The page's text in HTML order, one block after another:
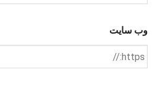
وب سایت